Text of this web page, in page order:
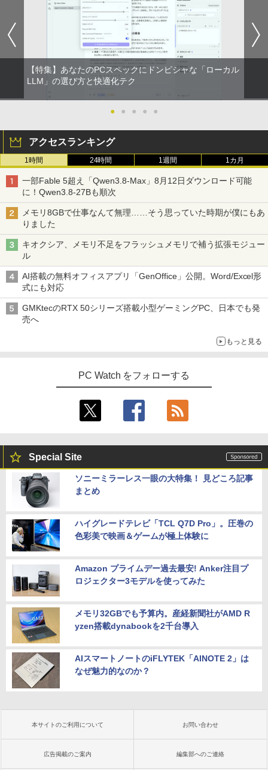
【特集】あなたのPCスペックにドンピシャな「ローカル
LLM」の選び方と快適化テク
● ● ● ● ●
アクセスランキング
1時間 24時間 1週間 1カ月
一部Fable 5超え「Qwen3.8-Max」8月12日ダウンロード可能
に！Qwen3.8-27Bも順次
メモリ8GBで仕事なんて無理……そう思っていた時期が僕にもあ
りました
キオクシア、メモリ不足をフラッシュメモリで補う拡張モジュー
ル
AI搭載の無料オフィスアプリ「GenOffice」公開。Word/Excel形
式にも対応
GMKtecのRTX 50シリーズ搭載小型ゲーミングPC、日本でも発
売へ
もっと見る
PC Watch をフォローする
Special Site
ソニーミラーレス一眼の大特集！ 見どころ記事
まとめ
ハイグレードテレビ「TCL Q7D Pro」。圧巻の
色彩美で映画＆ゲームが極上体験に
Amazon プライムデー過去最安! Anker注目プ
ロジェクター3モデルを使ってみた
メモリ32GBでも予算内。産経新聞社がAMD R
yzen搭載dynabookを2千台導入
AIスマートノートのiFLYTEK「AINOTE 2」は
なぜ魅力的なのか？
本サイトのご利用について お問い合わせ
広告掲載のご案内 編集部へのご連絡